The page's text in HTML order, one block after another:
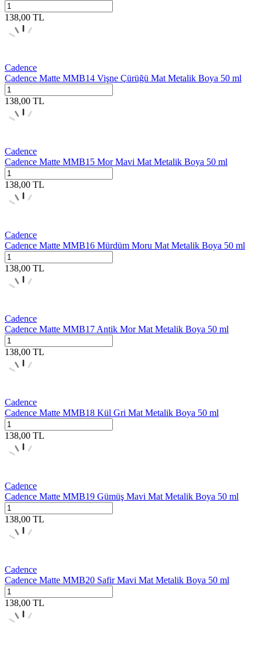
138,00 TL
Cadence
Cadence Matte MMB14 Vişne Çürüğü Mat Metalik Boya 50 ml
138,00 TL
Cadence
Cadence Matte MMB15 Mor Mavi Mat Metalik Boya 50 ml
138,00 TL
Cadence
Cadence Matte MMB16 Mürdüm Moru Mat Metalik Boya 50 ml
138,00 TL
Cadence
Cadence Matte MMB17 Antik Mor Mat Metalik Boya 50 ml
138,00 TL
Cadence
Cadence Matte MMB18 Kül Gri Mat Metalik Boya 50 ml
138,00 TL
Cadence
Cadence Matte MMB19 Gümüş Mavi Mat Metalik Boya 50 ml
138,00 TL
Cadence
Cadence Matte MMB20 Safir Mavi Mat Metalik Boya 50 ml
138,00 TL